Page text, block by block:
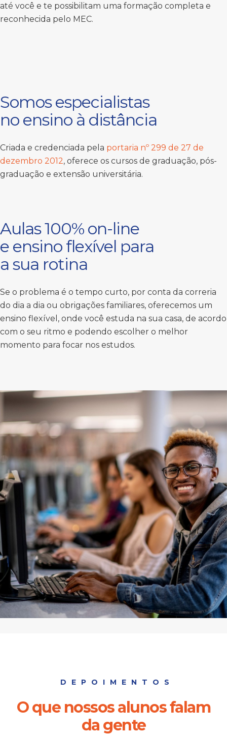
até você e te possibilitam uma formação completa e
reconhecida pelo MEC.
Somos especialistas
no ensino à distância
Criada e credenciada pela portaria nº 299 de 27 de
dezembro 2012, oferece os cursos de graduação, pós-
graduação e extensão universitária.
Aulas 100% on-line
e ensino flexível para
a sua rotina
Se o problema é o tempo curto, por conta da correria
do dia a dia ou obrigações familiares, oferecemos um
ensino flexível, onde você estuda na sua casa, de acordo
com o seu ritmo e podendo escolher o melhor
momento para focar nos estudos.
DEPOIMENTOS
O que nossos alunos falam
da gente